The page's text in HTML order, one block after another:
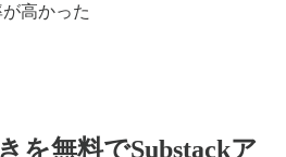
高かった
を無料でSubstackア